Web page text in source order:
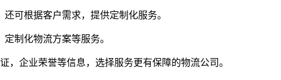
可根据客户需求，提供定制化服务。
制化物流方案等服务。
企业荣誉等信息，选择服务更有保障的物流公司。